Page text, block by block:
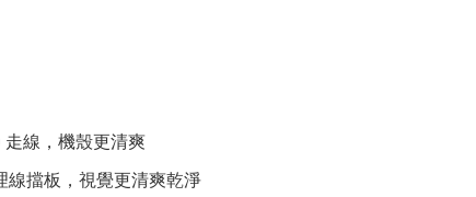
走線，機殼更清爽
線擋板，視覺更清爽乾淨